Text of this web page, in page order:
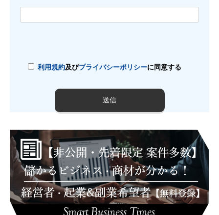
利用規約及びプライバシーポリシーに同意する